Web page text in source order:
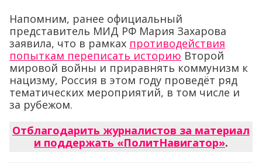
Напомним, ранее официальный
представитель МИД РФ Мария Захарова
заявила, что в рамках противодействия
попыткам переписать историю Второй
мировой войны и приравнять коммунизм к
нацизму, Россия в этом году проведёт ряд
тематических мероприятий, в том числе и
за рубежом.
Отблагодарить журналистов за материал
и поддержать «ПолитНавигатор».